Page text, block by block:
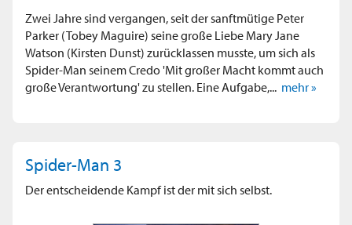
Zwei Jahre sind vergangen, seit der sanftmütige Peter
Parker (Tobey Maguire) seine große Liebe Mary Jane
Watson (Kirsten Dunst) zurücklassen musste, um sich als
Spider-Man seinem Credo 'Mit großer Macht kommt auch
große Verantwortung' zu stellen. Eine Aufgabe,... mehr »
Spider-Man 3
Der entscheidende Kampf ist der mit sich selbst.